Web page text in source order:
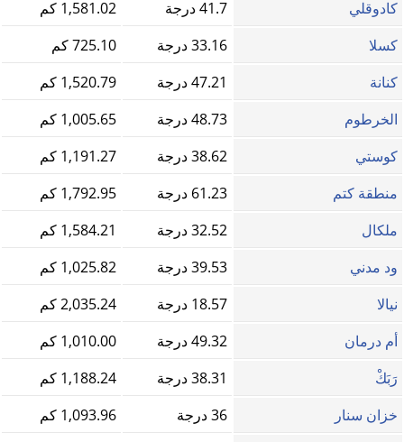
كادوقلي
41.7 درجة
1,581.02 كم
كسلا
33.16 درجة
725.10 كم
كنانة
47.21 درجة
1,520.79 كم
الخرطوم
48.73 درجة
1,005.65 كم
كوستي
38.62 درجة
1,191.27 كم
منطقة كتم
61.23 درجة
1,792.95 كم
ملكال
32.52 درجة
1,584.21 كم
ود مدني
39.53 درجة
1,025.82 كم
نيالا
18.57 درجة
2,035.24 كم
أم درمان
49.32 درجة
1,010.00 كم
رَبَكْ
38.31 درجة
1,188.24 كم
خزان سنار
36 درجة
1,093.96 كم